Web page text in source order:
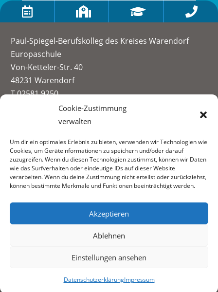
Cookie-Zustimmung
verwalten
Um dir ein optimales Erlebnis zu bieten, verwenden wir Technologien wie
Cookies, um Geräteinformationen zu speichern und/oder darauf
zuzugreifen. Wenn du diesen Technologien zustimmst, können wir Daten
wie das Surfverhalten oder eindeutige IDs auf dieser Website
verarbeiten. Wenn du deine Zustimmung nicht erteilst oder zurückziehst,
können bestimmte Merkmale und Funktionen beeinträchtigt werden.
Akzeptieren
Ablehnen
Einstellungen ansehen
DatenschutzerklärungImpressum
   
Paul-Spiegel-Berufskolleg des Kreises Warendorf
Europaschule
Von-Ketteler-Str. 40
48231 Warendorf
T 02581 9250
info@paul-spiegel-berufskolleg.eu
Datenschutzerklärung
Informationen zur Datenerhebung
Fachbereiche: